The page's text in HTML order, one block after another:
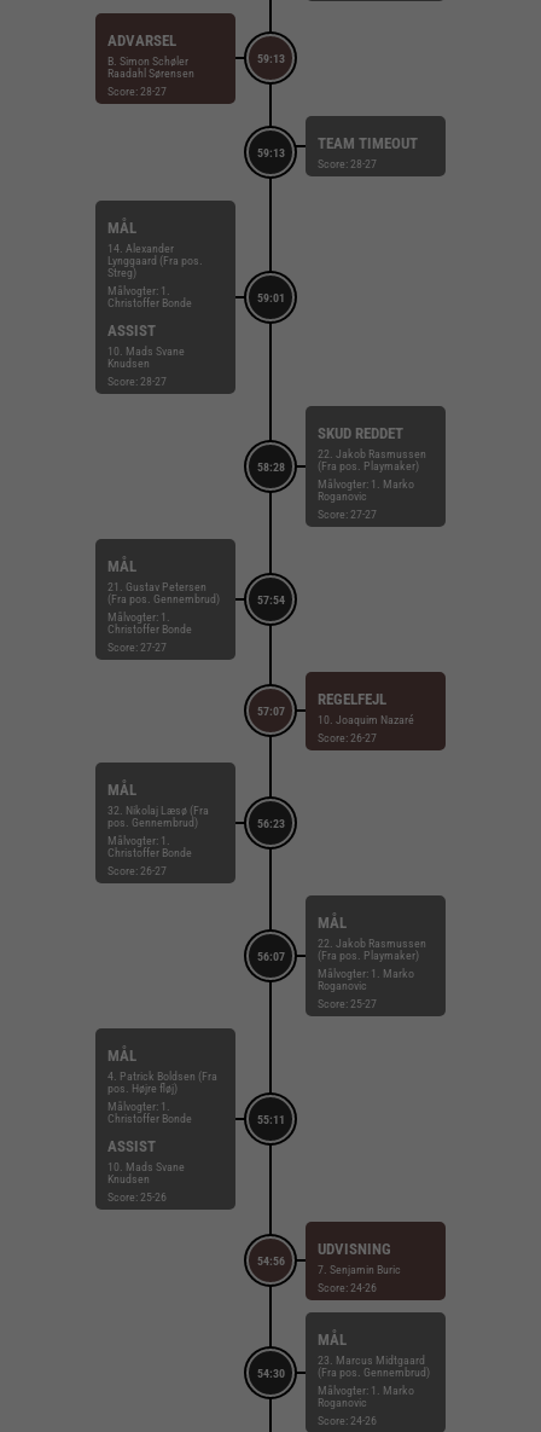
59:13
ADVARSEL
B. Simon Schøler
Raadahl Sørensen
Score: 28-27
59:13
TEAM TIMEOUT
Score: 28-27
59:01
MÅL
14. Alexander
Lynggaard (Fra pos.
Streg)
Målvogter: 1.
Christoffer Bonde
ASSIST
10. Mads Svane
Knudsen
Score: 28-27
58:28
SKUD REDDET
22. Jakob Rasmussen
(Fra pos. Playmaker)
Målvogter: 1. Marko
Roganovic
Score: 27-27
57:54
MÅL
21. Gustav Petersen
(Fra pos. Gennembrud)
Målvogter: 1.
Christoffer Bonde
Score: 27-27
57:07
REGELFEJL
10. Joaquim Nazaré
Score: 26-27
56:23
MÅL
32. Nikolaj Læsø (Fra
pos. Gennembrud)
Målvogter: 1.
Christoffer Bonde
Score: 26-27
56:07
MÅL
22. Jakob Rasmussen
(Fra pos. Playmaker)
Målvogter: 1. Marko
Roganovic
Score: 25-27
55:11
MÅL
4. Patrick Boldsen (Fra
pos. Højre fløj)
Målvogter: 1.
Christoffer Bonde
ASSIST
10. Mads Svane
Knudsen
Score: 25-26
54:56
UDVISNING
7. Senjamin Buric
Score: 24-26
54:30
MÅL
23. Marcus Midtgaard
(Fra pos. Gennembrud)
Målvogter: 1. Marko
Roganovic
Score: 24-26